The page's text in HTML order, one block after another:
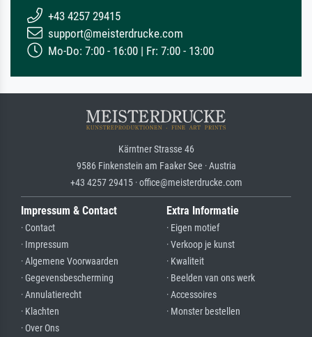
+43 4257 29415
support@meisterdrucke.com
Mo-Do: 7:00 - 16:00 | Fr: 7:00 - 13:00
Kärntner Strasse 46
9586 Finkenstein am Faaker See · Austria
+43 4257 29415 · office@meisterdrucke.com
Impressum & Contact
· Contact
· Impressum
· Algemene Voorwaarden
· Gegevensbescherming
· Annulatierecht
· Klachten
· Over Ons
Extra Informatie
· Eigen motief
· Verkoop je kunst
· Kwaliteit
· Beelden van ons werk
· Accessoires
· Monster bestellen